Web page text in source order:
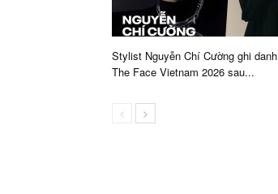
Stylist Nguyễn Chí Cường ghi danh
The Face Vietnam 2026 sau...